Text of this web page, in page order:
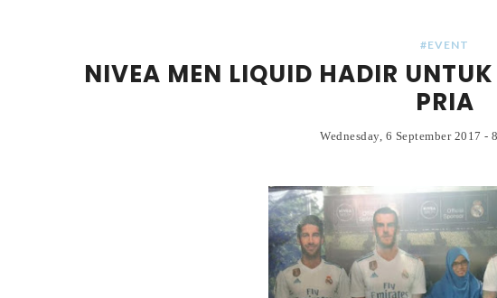
#EVENT
NIVEA MEN LIQUID HADIR
PRIA
Wednesday, 6 September 2017 -